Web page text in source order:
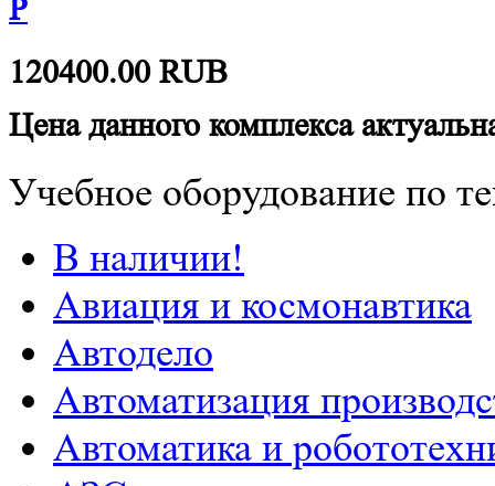
Р
120400.00RUB
Цена данного комплекса
Учебное оборудование по
В наличии!
Авиация и космонавтика
Автодело
Автоматизация
Автоматика и